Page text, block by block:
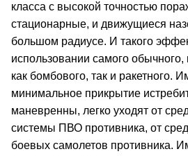
класса с высокой точностью
стационарные, и движущиеся
большом радиусе. И такого
использовании самого
как бомбового, так и ракетного.
минимальное прикрытие
маневренны, легко уходят от
системы ПВО противника, от
боевых самолетов противника.